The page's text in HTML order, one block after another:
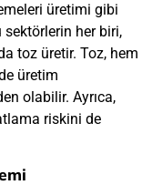
üretimi gibi
her biri,
toz üretir. Toz, hem
üretim
olabilir. Ayrıca,
riskini de